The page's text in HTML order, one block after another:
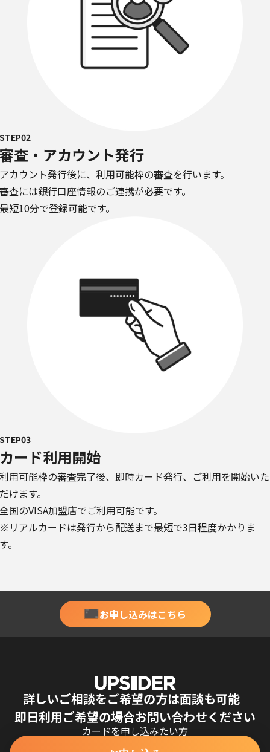
STEP02
審査・アカウント発行
アカウント発行後に、利用可能枠の審査を行います。
審査には銀行口座情報のご連携が必要です。
最短10分で登録可能です。
STEP03
カード利用開始
利用可能枠の審査完了後、即時カード発行、ご利用を開始いた
だけます。
全国のVISA加盟店でご利用可能です。
※リアルカードは発行から配送まで最短で3日程度かかりま
す。
お申し込みはこちら
詳しいご相談をご希望の方は面談も可能
即日利用ご希望の場合お問い合わせください
カードを申し込みたい方